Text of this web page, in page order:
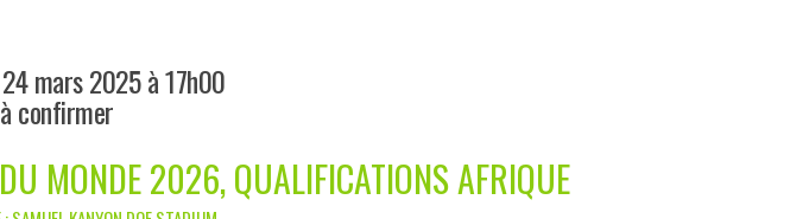
mars 2025 à 17h00
confirmer
MONDE 2026, QUALIFICATIONS AFRIQUE